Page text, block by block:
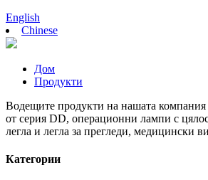
English
Chinese
Дом
Продукти
Водещите продукти на нашата
от серия DD, операционни лампи с
легла и легла за прегледи, медицински
Категории